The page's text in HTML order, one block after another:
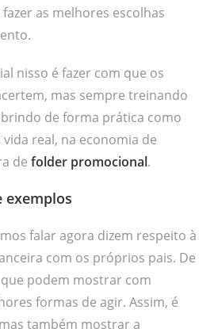
as melhores escolhas
nisso é fazer com que os
mas sempre treinando
de forma prática como
real, na economia de
defolder promocional.
exemplos
falar agora dizem respeito à
com os próprios pais. De
podem mostrar com
formas de agir. Assim, é
também mostrar a